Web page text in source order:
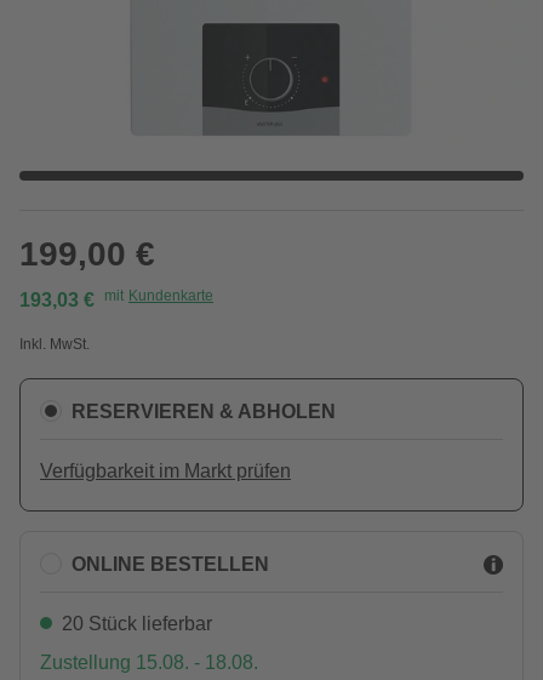
199,00 €
193,03 € mit Kundenkarte
Inkl. MwSt.
RESERVIEREN & ABHOLEN
Verfügbarkeit im Markt prüfen
ONLINE BESTELLEN
20 Stück lieferbar
Zustellung 15.08. - 18.08.